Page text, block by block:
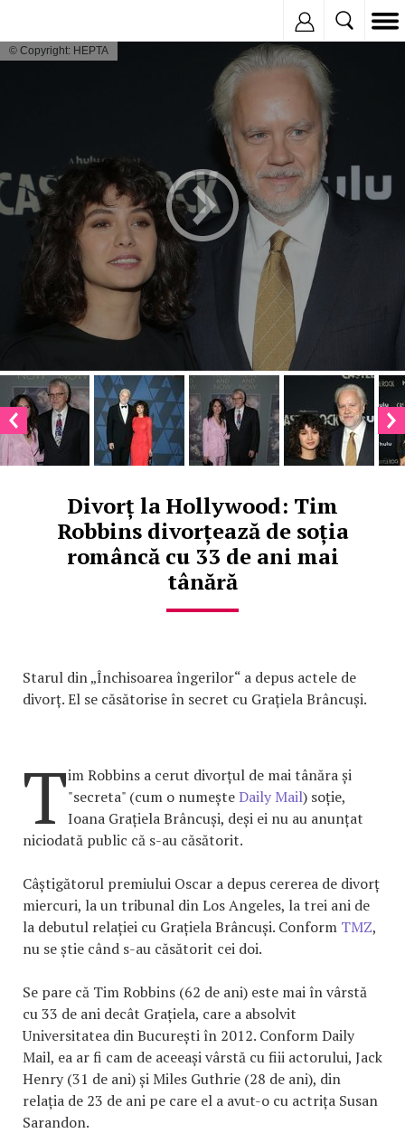
© Copyright: HEPTA
Divorț la Hollywood: Tim
Robbins divorțează de soția
româncă cu 33 de ani mai
tânără
Starul din „Închisoarea îngerilor“ a depus actele de
divorț. El se căsătorise în secret cu Grațiela Brâncuși.
Tim Robbins a cerut divorțul de mai tânăra și
"secreta" (cum o numeșteDaily Mail) soție,
Ioana Grațiela Brâncuși, deși ei nu au anunțat
niciodată public că s-au căsătorit.
Câștigătorul premiului Oscar a depus cererea de divorț
miercuri, la un tribunal din Los Angeles, la trei ani de
la debutul relației cu Grațiela Brâncuși. Conform TMZ,
nu se știe când s-au căsătorit cei doi.
Se pare că Tim Robbins (62 de ani) este mai în vârstă
cu 33 de ani decât Grațiela, care a absolvit
Universitatea din București în 2012. Conform Daily
Mail, ea ar fi cam de aceeași vârstă cu fiii actorului, Jack
Henry (31 de ani) și Miles Guthrie (28 de ani), din
relația de 23 de ani pe care el a avut-o cu actrița Susan
Sarandon.